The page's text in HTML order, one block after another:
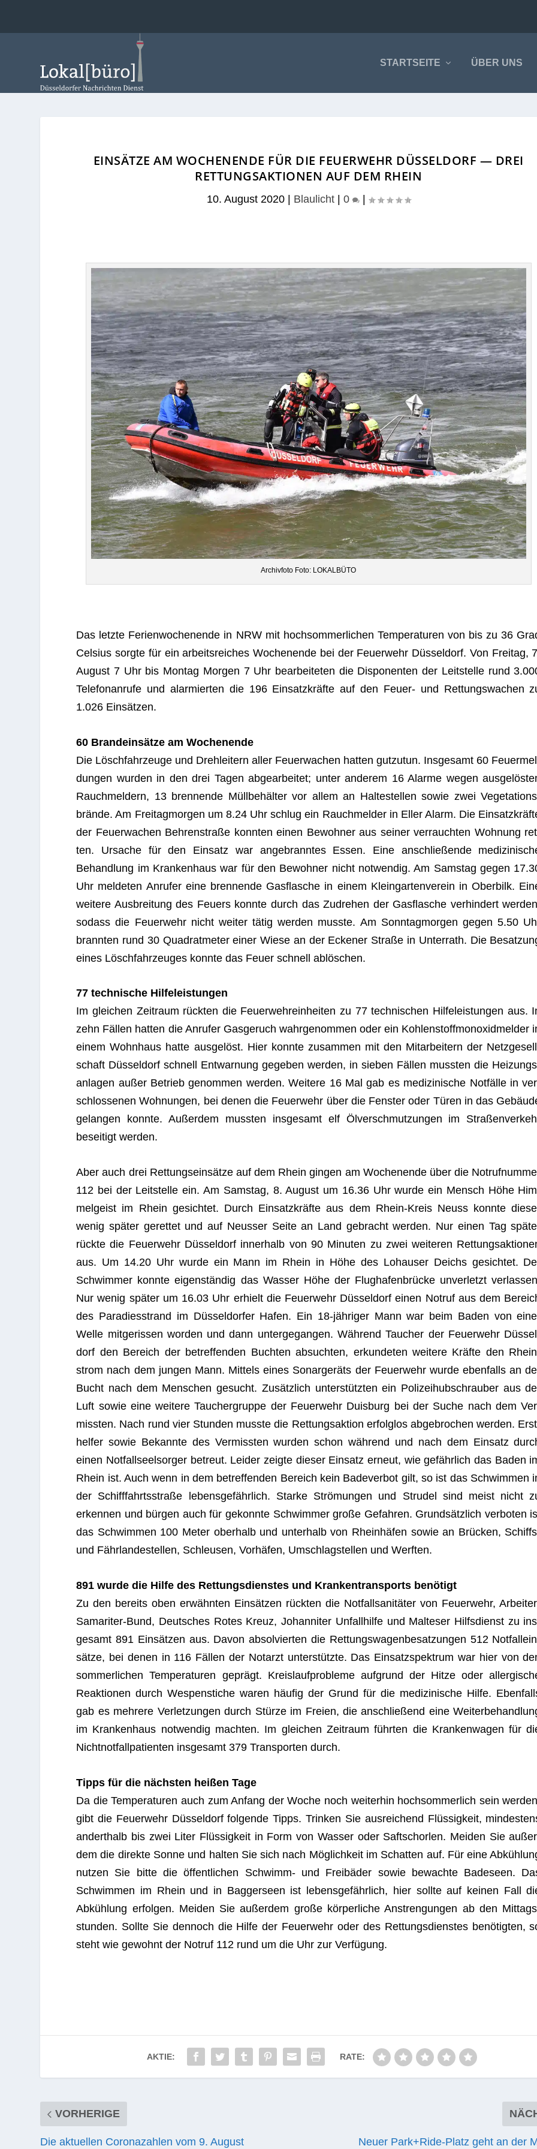
STARTSEITE ÜBER UNS
EINSÄTZE AM WOCHENENDE FÜR DIE FEUERWEHR DÜSSELDORF — DREI
RETTUNGSAKTIONEN AUF DEM RHEIN
10. August 2020| Blaulicht| 0 |
Archiv­foto Foto: LOKALBÜTO
Das letzte Feri­en­wo­chen­ende in NRW mit hoch­som­mer­li­chen Tem­pe­ra­tu­ren von bis zu 36
Cel­sius sorgte für ein arbeits­rei­ches Wochen­ende bei der Feu­er­wehr Düs­sel­dorf. Von Frei­tag,
August 7 Uhr bis Mon­tag Mor­gen 7 Uhr bear­bei­te­ten die Dis­po­nen­ten der Leit­stelle rund
Tele­fon­an­rufe und alar­mier­ten die 196 Ein­satz­kräfte auf den Feuer- und Ret­tungs­wa­chen
1.026 Einsätzen.
60 Brand­ein­sätze am Wochenende
Die Lösch­fahr­zeuge und Dreh­lei­tern aller Feu­er­wa­chen hat­ten gut­zu­tun. Ins­ge­samt 60
dun­gen wur­den in den drei Tagen abge­ar­bei­tet; unter ande­rem 16 Alarme wegen
Rauch­mel­dern, 13 bren­nende Müll­be­häl­ter vor allem an Hal­te­stel­len sowie zwei
brände. Am Frei­tag­mor­gen um 8.24 Uhr schlug ein Rauch­mel­der in Eller Alarm. Die
der Feu­er­wa­chen Beh­ren­straße konn­ten einen Bewoh­ner aus sei­ner ver­rauch­ten Woh­nung
ten. Ursa­che für den Ein­satz war ange­brann­tes Essen. Eine anschlie­ßende
Behand­lung im Kran­ken­haus war für den Bewoh­ner nicht not­wen­dig. Am Sams­tag gegen
Uhr mel­de­ten Anru­fer eine bren­nende Gas­fla­sche in einem Klein­gar­ten­ver­ein in Ober­bilk.
wei­tere Aus­brei­tung des Feu­ers konnte durch das Zudre­hen der Gas­fla­sche ver­hin­dert
sodass die Feu­er­wehr nicht wei­ter tätig wer­den musste. Am Sonn­tag­mor­gen gegen 5.50
brann­ten rund 30 Qua­drat­me­ter einer Wiese an der Ecke­ner Straße in Unter­rath. Die
eines Lösch­fahr­zeu­ges konnte das Feuer schnell ablöschen.
77 tech­ni­sche Hilfeleistungen
Im glei­chen Zeit­raum rück­ten die Feu­er­wehr­ein­hei­ten zu 77 tech­ni­schen Hil­fe­leis­tun­gen aus.
zehn Fäl­len hat­ten die Anru­fer Gas­ge­ruch wahr­ge­nom­men oder ein Koh­len­stoff­mon­oxid­mel­der
einem Wohn­haus hatte aus­ge­löst. Hier konnte zusam­men mit den Mit­ar­bei­tern der
schaft Düs­sel­dorf schnell Ent­war­nung gege­ben wer­den, in sie­ben Fäl­len muss­ten die
an­la­gen außer Betrieb genom­men wer­den. Wei­tere 16 Mal gab es medi­zi­ni­sche Not­fälle in
schlos­se­nen Woh­nun­gen, bei denen die Feu­er­wehr über die Fens­ter oder Türen in das
gelan­gen konnte. Außer­dem muss­ten ins­ge­samt elf Ölver­schmut­zun­gen im
besei­tigt werden.
Aber auch drei Ret­tungs­ein­sätze auf dem Rhein gin­gen am Wochen­ende über die
112 bei der Leit­stelle ein. Am Sams­tag, 8. August um 16.36 Uhr wurde ein Mensch Höhe
mel­geist im Rhein gesich­tet. Durch Ein­satz­kräfte aus dem Rhein-Kreis Neuss konnte
wenig spä­ter geret­tet und auf Neus­ser Seite an Land gebracht wer­den. Nur einen Tag
rückte die Feu­er­wehr Düs­sel­dorf inner­halb von 90 Minu­ten zu zwei wei­te­ren
aus. Um 14.20 Uhr wurde ein Mann im Rhein in Höhe des Lohau­ser Deichs gesich­tet.
Schwim­mer konnte eigen­stän­dig das Was­ser Höhe der Flug­ha­fen­brü­cke unver­letzt
Nur wenig spä­ter um 16.03 Uhr erhielt die Feu­er­wehr Düs­sel­dorf einen Not­ruf aus dem
des Para­dies­strand im Düs­sel­dor­fer Hafen. Ein 18-jäh­ri­ger Mann war beim Baden von
Welle mit­ge­ris­sen wor­den und dann unter­ge­gan­gen. Wäh­rend Tau­cher der Feu­er­wehr
dorf den Bereich der betref­fen­den Buch­ten absuch­ten, erkun­de­ten wei­tere Kräfte den
strom nach dem jun­gen Mann. Mit­tels eines Sonar­ge­räts der Feu­er­wehr wurde eben­falls an
Bucht nach dem Men­schen gesucht. Zusätz­lich unter­stütz­ten ein Poli­zei­hub­schrau­ber aus
Luft sowie eine wei­tere Tau­cher­gruppe der Feu­er­wehr Duis­burg bei der Suche nach dem
miss­ten. Nach rund vier Stun­den musste die Ret­tungs­ak­tion erfolg­los abge­bro­chen wer­den.
hel­fer sowie Bekannte des Ver­miss­ten wur­den schon wäh­rend und nach dem Ein­satz
einen Not­fall­seel­sor­ger betreut. Lei­der zeigte die­ser Ein­satz erneut, wie gefähr­lich das Baden
Rhein ist. Auch wenn in dem betref­fen­den Bereich kein Bade­ver­bot gilt, so ist das Schwim­men
der Schiff­fahrts­straße lebens­ge­fähr­lich. Starke Strö­mun­gen und Stru­del sind meist nicht
erken­nen und bür­gen auch für gekonnte Schwim­mer große Gefah­ren. Grund­sätz­lich ver­bo­ten
das Schwim­men 100 Meter ober­halb und unter­halb von Rhein­hä­fen sowie an Brü­cken,
und Fähr­lan­de­stel­len, Schleu­sen, Vor­hä­fen, Umschlag­stel­len und Werften.
891 wurde die Hilfe des Ret­tungs­diens­tes und Kran­ken­trans­ports benötigt
Zu den bereits oben erwähn­ten Ein­sät­zen rück­ten die Not­fall­sa­ni­tä­ter von Feu­er­wehr,
Sama­ri­ter-Bund, Deut­sches Rotes Kreuz, Johan­ni­ter Unfall­hilfe und Mal­te­ser Hilfs­dienst zu
ge­samt 891 Ein­sät­zen aus. Davon absol­vier­ten die Ret­tungs­wa­gen­be­sat­zun­gen 512
sätze, bei denen in 116 Fäl­len der Not­arzt unter­stützte. Das Ein­satz­spek­trum war hier von
som­mer­li­chen Tem­pe­ra­tu­ren geprägt. Kreis­lauf­pro­bleme auf­grund der Hitze oder
Reak­tio­nen durch Wes­pen­sti­che waren häu­fig der Grund für die medi­zi­ni­sche Hilfe.
gab es meh­rere Ver­let­zun­gen durch Stürze im Freien, die anschlie­ßend eine
im Kran­ken­haus not­wen­dig mach­ten. Im glei­chen Zeit­raum führ­ten die Kran­ken­wa­gen für
Nicht­not­fall­pa­ti­en­ten ins­ge­samt 379 Trans­por­ten durch.
Tipps für die nächs­ten hei­ßen Tage
Da die Tem­pe­ra­tu­ren auch zum Anfang der Woche noch wei­ter­hin hoch­som­mer­lich sein
gibt die Feu­er­wehr Düs­sel­dorf fol­gende Tipps. Trin­ken Sie aus­rei­chend Flüs­sig­keit,
andert­halb bis zwei Liter Flüs­sig­keit in Form von Was­ser oder Saft­schor­len. Mei­den Sie
dem die direkte Sonne und hal­ten Sie sich nach Mög­lich­keit im Schat­ten auf. Für eine
nut­zen Sie bitte die öffent­li­chen Schwimm- und Frei­bä­der sowie bewachte Bade­seen.
Schwim­men im Rhein und in Bag­ger­seen ist lebens­ge­fähr­lich, hier sollte auf kei­nen Fall
Abküh­lung erfol­gen. Mei­den Sie außer­dem große kör­per­li­che Anstren­gun­gen ab den
stun­den. Sollte Sie den­noch die Hilfe der Feu­er­wehr oder des Ret­tungs­diens­tes benö­tig­ten,
steht wie gewohnt der Not­ruf 112 rund um die Uhr zur Verfügung.
AKTIE: RATE:
VORHERIGE
Die aktuellen Coronazahlen vom 9. August Neuer Park+Ride-Platz geht an der